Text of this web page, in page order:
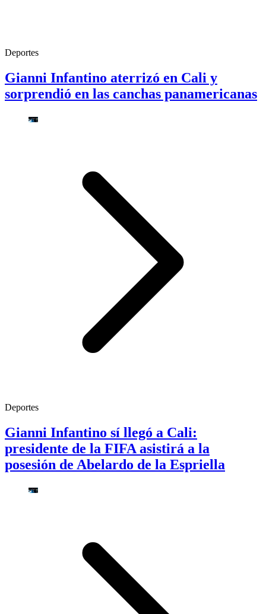
Deportes
Gianni Infantino aterrizó en Cali y
sorprendió en las canchas panamericanas
Deportes
Gianni Infantino sí llegó a Cali:
presidente de la FIFA asistirá a la
posesión de Abelardo de la Espriella